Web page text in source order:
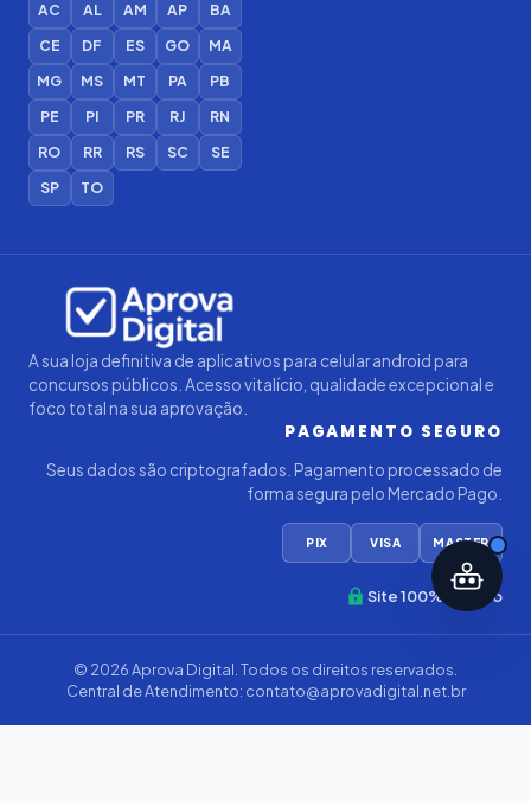
AC AL AM AP
BA
CE
DF ES GO
MA
MG
MS MT PA
PB
PE
PI PR RJ
RN
RO
RR RS SC
SE
SP
TO
A sua loja definitiva de aplicativos para celular android para
concursos públicos. Acesso vitalício, qualidade excepcional e
foco total na sua aprovação.
PAGAMENTO SEGURO
Seus dados são criptografados. Pagamento processado de
forma segura pelo Mercado Pago.
PIX VISA MASTER
Site 100% Seguro
© 2026Aprova Digital . Todos os direitos reservados.
Central de Atendimento: contato@aprovadigital.net.br